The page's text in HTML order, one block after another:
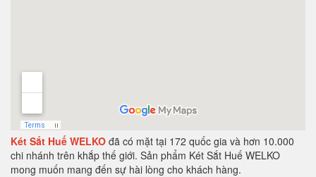
Két Sắt Huế WELKO đã có mặt tại 172 quốc gia và hơn 10.000
chi nhánh trên khắp thế giới. Sản phẩm Két Sắt Huế WELKO
mong muốn mang đến sự hài lòng cho khách hàng.